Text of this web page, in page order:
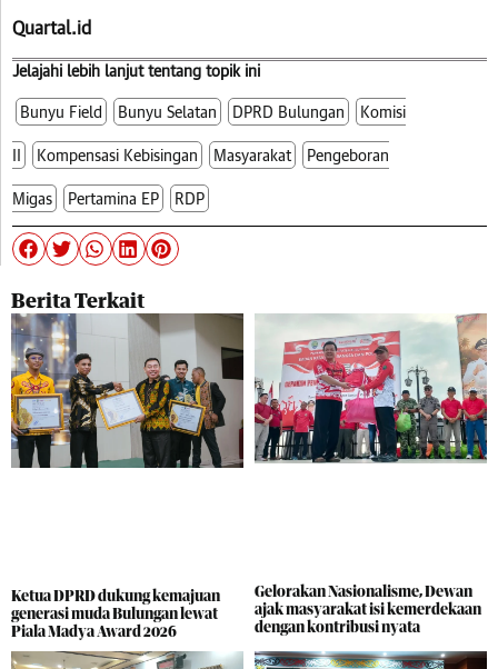
Quartal.id
Jelajahi lebih lanjut tentang topik ini
Bunyu Field Bunyu Selatan DPRD Bulungan Komisi
II Kompensasi Kebisingan Masyarakat Pengeboran
Migas Pertamina EP RDP
Berita Terkait
Ketua DPRD dukung kemajuan
generasi muda Bulungan lewat
Piala Madya Award 2026
Gelorakan Nasionalisme, Dewan
ajak masyarakat isi kemerdekaan
dengan kontribusi nyata